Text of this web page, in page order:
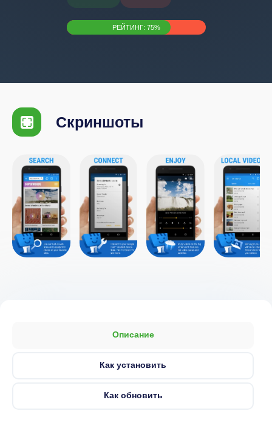
РЕЙТИНГ: 75%
Скриншоты
Описание
Как установить
Как обновить